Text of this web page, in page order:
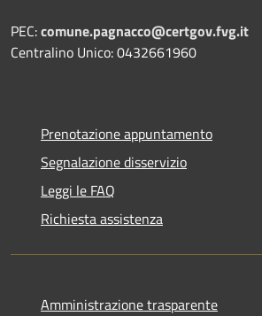
PEC:comune.pagnacco@certgov.fvg.it
Centralino Unico: 0432661960
Prenotazione appuntamento
Segnalazione disservizio
Leggi le FAQ
Richiesta assistenza
Amministrazione trasparente